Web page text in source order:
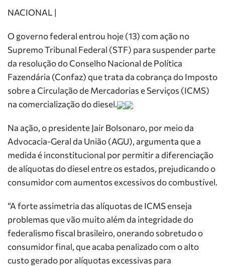
NACIONAL |
O governo federal entrou hoje (13) com ação no
Supremo Tribunal Federal (STF) para suspender parte
da resolução do Conselho Nacional de Política
Fazendária (Confaz) que trata da cobrança do Imposto
sobre a Circulação de Mercadorias e Serviços (ICMS)
na comercialização do diesel.
Na ação, o presidente Jair Bolsonaro, por meio da
Advocacia-Geral da União (AGU), argumenta que a
medida é inconstitucional por permitir a diferenciação
de alíquotas do diesel entre os estados, prejudicando o
consumidor com aumentos excessivos do combustível.
“A forte assimetria das alíquotas de ICMS enseja
problemas que vão muito além da integridade do
federalismo fiscal brasileiro, onerando sobretudo o
consumidor final, que acaba penalizado com o alto
custo gerado por alíquotas excessivas para